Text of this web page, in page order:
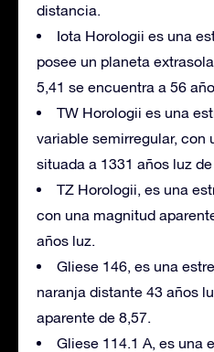
distancia.
Iota Horologii es una
posee un planeta
5,41 se encuentra a 56
TW Horologii es una
variable semirregular, con
situada a 1331 años luz
TZ Horologii, es una
con una magnitud
años luz.
Gliese 146, es una
naranja distante 43 años
aparente de 8,57.
Gliese 114.1 A, es una